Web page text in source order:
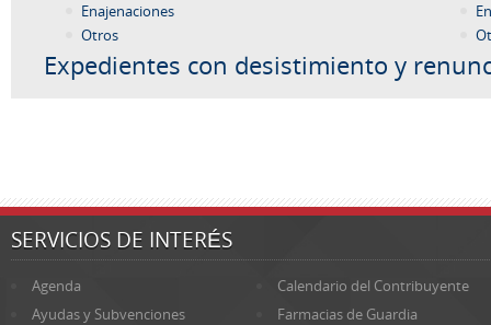
Enajenaciones
Otros
Expedientes con desistimiento y
SERVICIOS DE INTERÉS
Agenda
Calendario del Contribuyente
Ayudas y Subvenciones
Farmacias de Guardia